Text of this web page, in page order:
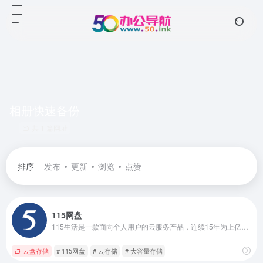
排序 发布 更新 浏览 点赞
115网盘
云盘存储 # 115网盘 # 云存储 # 大容量存储